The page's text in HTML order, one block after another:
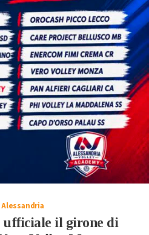
ufficiale il girone di